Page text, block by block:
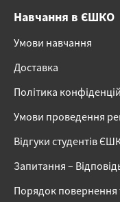
Навчання в ЄШКО
Умови навчання
Доставка
Політика
Умови проведення
Відгуки студентів
Запитання –
Порядок повернення